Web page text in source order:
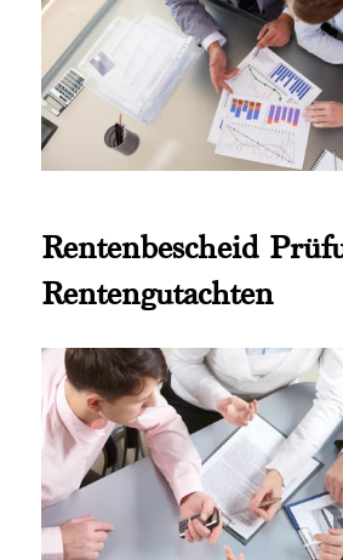
Rentenbescheid
Rentengutachten